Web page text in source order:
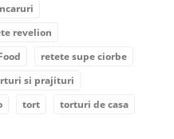
revelion
retete supe ciorbe
si prajituri
tort
torturi de casa